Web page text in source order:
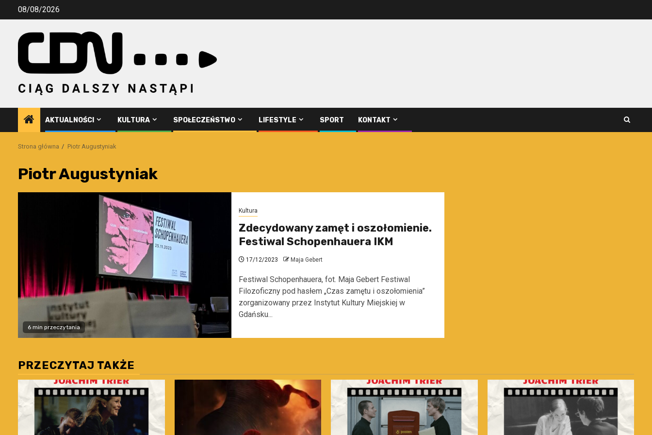
Przejdź08/08/2026
AKTUALNOŚCI KULTURA SPOŁECZEŃSTWO LIFESTYLE SPORT KONTAKT
Strona główna Piotr Augustyniak
Piotr Augustyniak
6 min przeczytania
Kultura
Zdecydowany zamęt i oszołomienie.
Festiwal Schopenhauera IKM
17/12/2023 Maja Gebert
Festiwal Schopenhauera, fot. Maja Gebert Festiwal
Filozoficzny pod hasłem „Czas zamętu i oszołomienia”
zorganizowany przez Instytut Kultury Miejskiej w
Gdańsku...
PRZECZYTAJ TAKŻE